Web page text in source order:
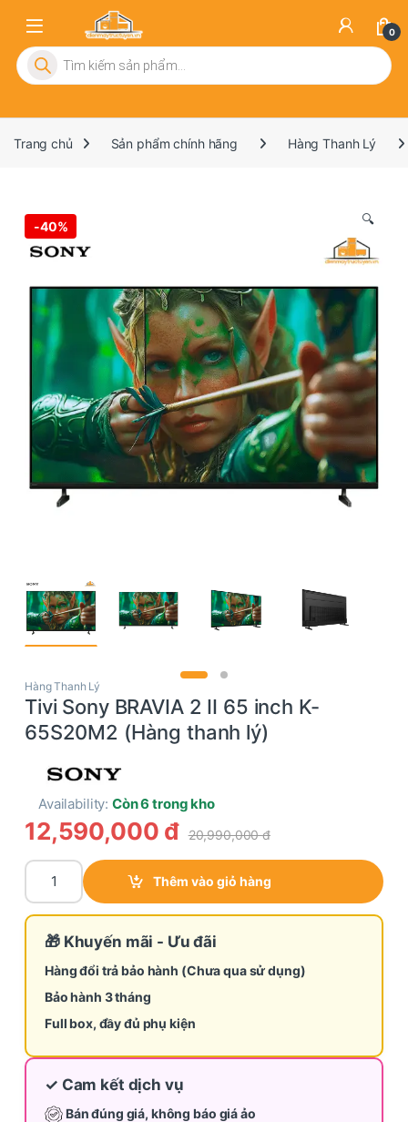
0
Tìm kiếm sản phẩm
Trang chủ Sản phẩm chính hãng Hàng Thanh Lý
-40% 🔍
Hàng Thanh Lý
Tivi Sony BRAVIA 2 II 65 inch K-
65S20M2 (Hàng thanh lý)
Availability:Còn 6 trong kho
12,590,000 đ 20,990,000đ
Tivi Sony BRAVIA 2 II 65 inch K-65S20M2 (Hàng thanh lý)
Thêm vào giỏ hàng
🎁 Khuyến mãi - Ưu đãi
Hàng đổi trả bảo hành (Chưa qua sử dụng)
Bảo hành 3 tháng
Full box, đầy đủ phụ kiện
✓ Cam kết dịch vụ
Bán đúng giá, không báo giá ảo